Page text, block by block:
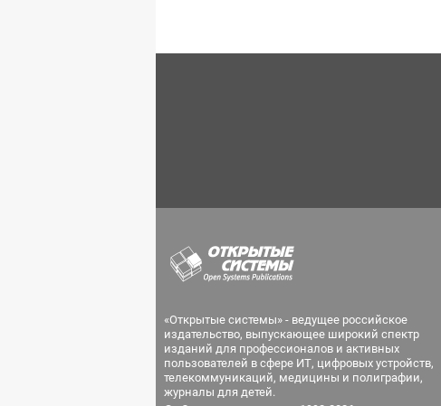
«Открытые системы» - ведущее российское
издательство, выпускающее широкий спектр
изданий для профессионалов и активных
пользователей в сфере ИТ, цифровых устройств,
телекоммуникаций, медицины и полиграфии,
журналы для детей.